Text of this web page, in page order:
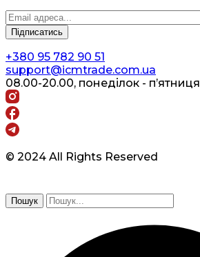
+380 95 782 90 51
support@icmtrade.com.ua
08.00-20.00, понеділок - п’ятниця
© 2024 All Rights Reserved
Пошук